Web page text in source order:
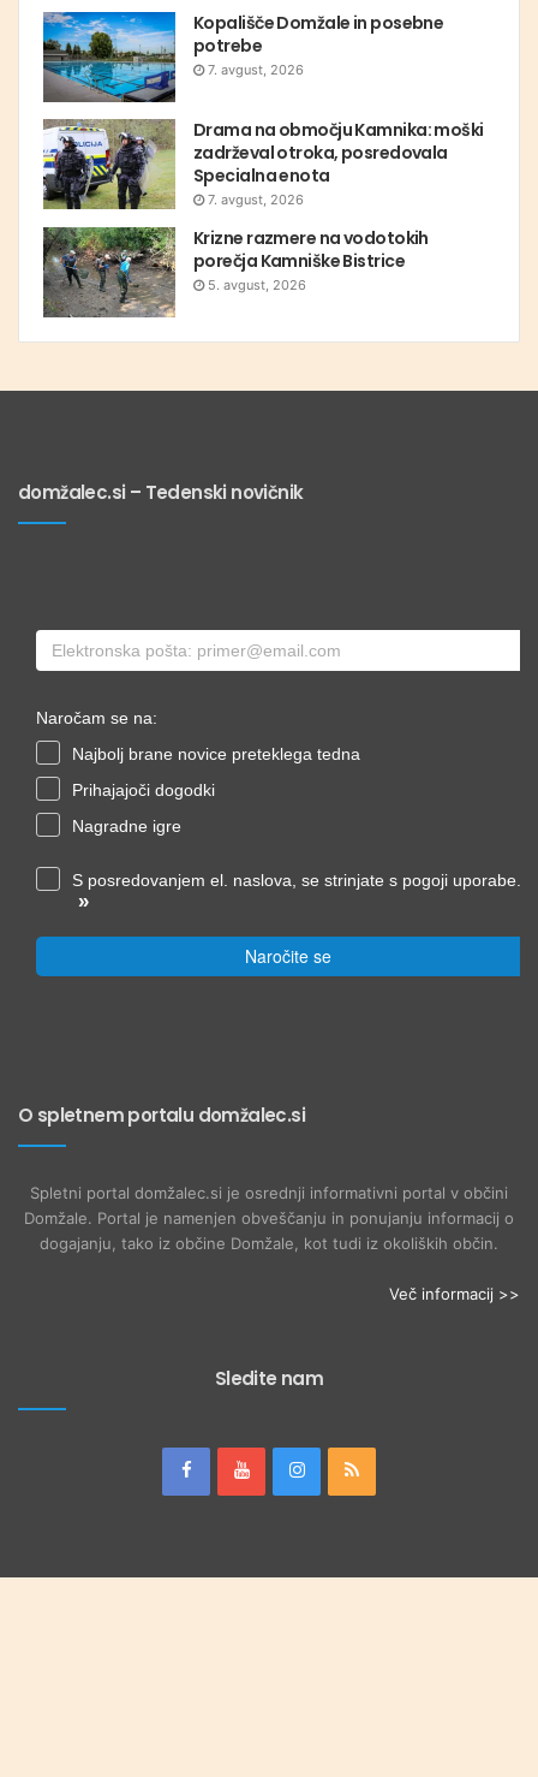
Kopališče Domžale in posebne
potrebe
7. avgust, 2026
Drama na območju Kamnika: moški
zadrževal otroka, posredovala
Specialna enota
7. avgust, 2026
Krizne razmere na vodotokih
porečja Kamniške Bistrice
5. avgust, 2026
domžalec.si – Tedenski novičnik
Naročam se na:
Najbolj brane novice preteklega tedna
Prihajajoči dogodki
Nagradne igre
S posredovanjem el. naslova, se strinjate s pogoji uporabe.
»
Naročite se
O spletnem portalu domžalec.si
Spletni portal domžalec.si je osrednji informativni portal v občini
Domžale. Portal je namenjen obveščanju in ponujanju informacij o
dogajanju, tako iz občine Domžale, kot tudi iz okoliških občin.
Več informacij >>
Sledite nam